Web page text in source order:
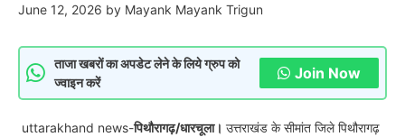
June 12, 2026 by Mayank Mayank Trigun
ताजा खबरों का अपडेट लेने के लिये ग्रुप को
ज्वाइन करें
Join Now
uttarakhand news-पिथौरागढ़/धारचूला। उत्तराखंड के सीमांत जिले पिथौरागढ़